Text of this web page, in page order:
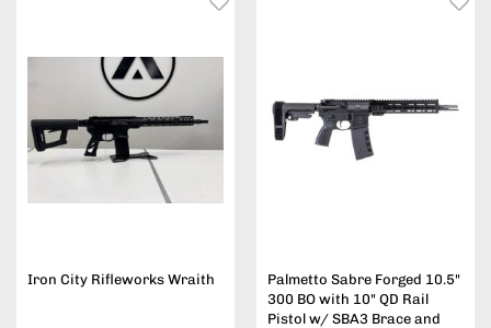
Iron City Rifleworks Wraith
Palmetto Sabre Forged 10.5"
300 BO with 10" QD Rail
Pistol w/ SBA3 Brace and